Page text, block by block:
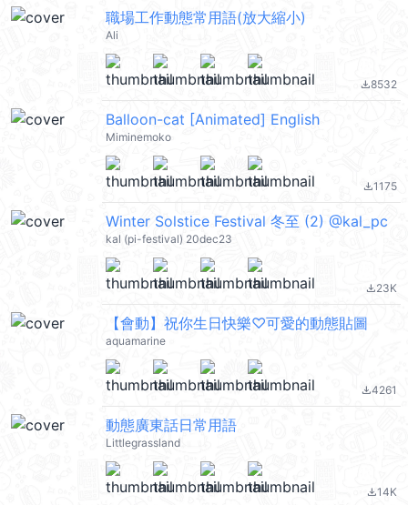
職場工作動態常用語(放大縮小)
Ali
file_download8532
Balloon-cat [Animated] English
Miminemoko
file_download1175
Winter Solstice Festival 冬至 (2) @kal_pc
kal (pi-festival) 20dec23
file_download23K
【會動】祝你生日快樂♡可愛的動態貼圖
aquamarine
file_download4261
動態廣東話日常用語
Littlegrassland
file_download14K